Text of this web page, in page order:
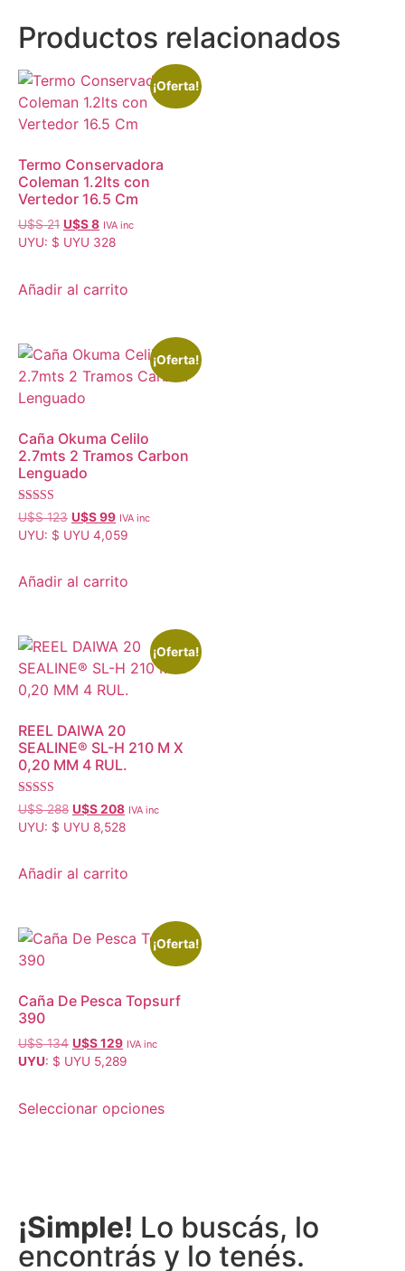
Productos relacionados
¡Oferta!
Termo Conservadora
Coleman 1.2lts con
Vertedor 16.5 Cm
U$S21 U$S8 IVA inc
UYU: $ UYU 328
Añadir al carrito
¡Oferta!
Caña Okuma Celilo
2.7mts 2 Tramos Carbon
Lenguado
Valorado con
5.00
de 5
U$S123 U$S99 IVA inc
UYU: $ UYU 4,059
Añadir al carrito
¡Oferta!
REEL DAIWA 20
SEALINE® SL-H 210 M X
0,20 MM 4 RUL.
Valorado
con
4.95
U$S288 U$S208 IVA inc
UYU: $ UYU 8,528
Añadir al carrito
¡Oferta!
Caña De Pesca Topsurf
390
U$S134 U$S129 IVA inc
UYU: $ UYU 5,289
Seleccionar opciones
¡Simple! Lo buscás, lo
encontrás y lo tenés.